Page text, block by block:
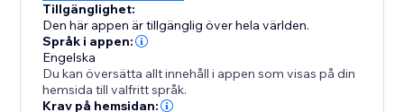
Tillgänglighet:
Den här appen är tillgänglig över hela världen.
Språk i appen:
Engelska
Du kan översätta allt innehåll i appen som visas på din
hemsida till valfritt språk.
Krav på hemsidan: